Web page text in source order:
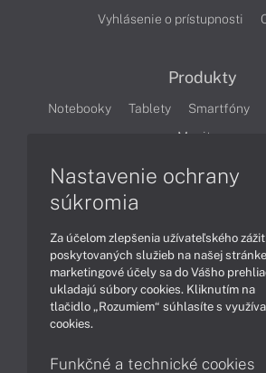
Vyhlásenie o prístupnosti
Produkty
Notebooky Tablety Smartfóny
Monitory
Technológie
Videá
Obsah
Možnosti
Nastavenie ochrany
súkromia
Za účelom zlepšenia užívateľského
poskytovaných služieb na našej
marketingové účely sa do Vášho
ukladajú súbory cookies. Kliknutím na
tlačidlo „Rozumiem“ súhlasíte s
cookies.
Funkčné a technické cookies